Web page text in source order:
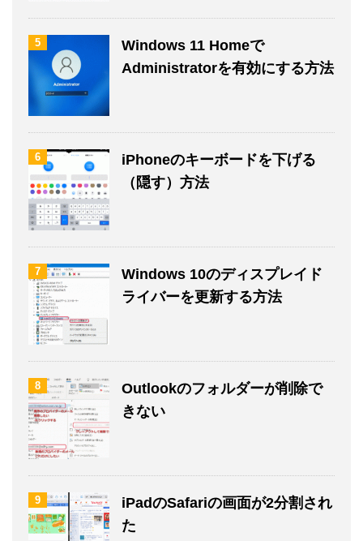
5
Windows 11 Homeで
Administratorを有効にする方法
6
iPhoneのキーボードを下げる
（隠す）方法
7
Windows 10のディスプレイド
ライバーを更新する方法
8
Outlookのフォルダーが削除で
きない
9
iPadのSafariの画面が2分割され
た